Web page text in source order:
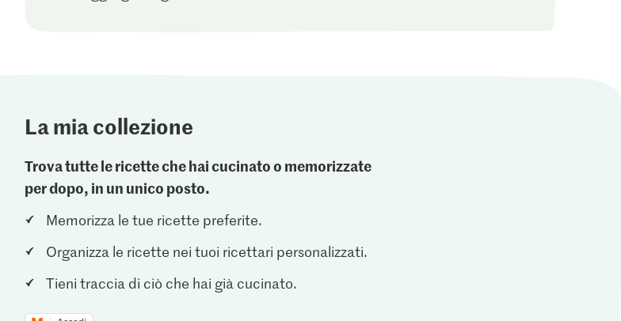
La mia collezione
Trova tutte le ricette che hai cucinato o memorizzate
per dopo, in un unico posto.
Memorizza le tue ricette preferite.
Organizza le ricette nei tuoi ricettari personalizzati.
Tieni traccia di ciò che hai già cucinato.